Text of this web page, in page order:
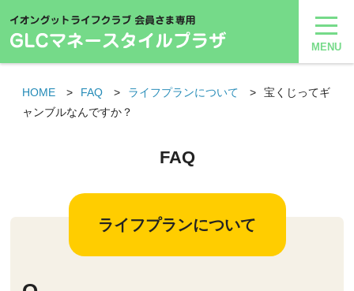
HOME FAQ ライフプランについて
宝くじってギ
ャンブルなんですか？
FAQ
ライフプランについて